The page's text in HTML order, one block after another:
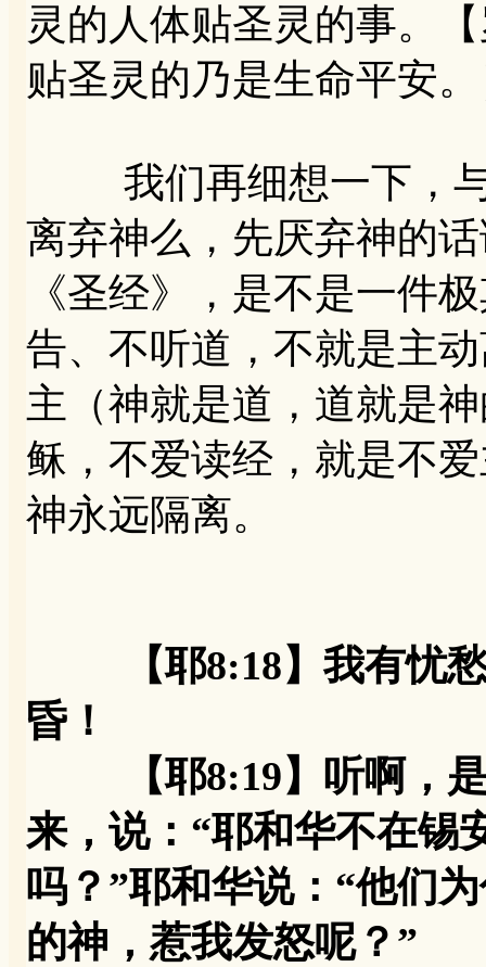
灵的人体贴圣灵的事。
贴圣灵的乃是生命平安
我们再细想一下，与
离弃神么，先厌弃神的
《圣经》，是不是一件
告、不听道，不就是主
主（神就是道，道就是
稣，不爱读经，就是不
神永远隔离。
【耶8:18】我有忧
昏！
【耶8:19】听啊，是
来，说：“耶和华不在锡
吗？”耶和华说：“他们
的神，惹我发怒呢？”